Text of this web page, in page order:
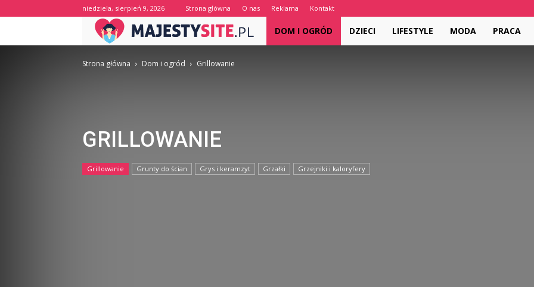
niedziela, sierpień 9, 2026 Strona główna O nas Reklama Kontakt
MajestySite.pl
DOM I OGRÓD DZIECI LIFESTYLE MODA PRACA
Strona główna Dom i ogród Grillowanie
GRILLOWANIE
Grillowanie Grunty do ścian Grys i keramzyt Grzałki Grzejniki i kaloryfery